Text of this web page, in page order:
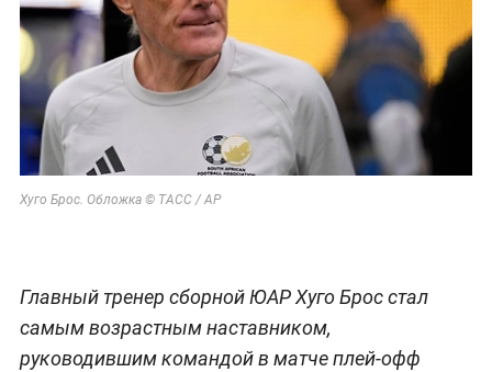
Хуго Брос. Обложка © ТАСС / AP
Главный тренер сборной ЮАР Хуго Брос стал
самым возрастным наставником,
руководившим командой в матче плей-офф